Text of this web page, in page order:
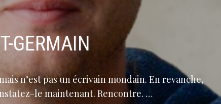
GERMAIN
n’est pas un écrivain mondain. En revanche,
le maintenant. Rencontre. …